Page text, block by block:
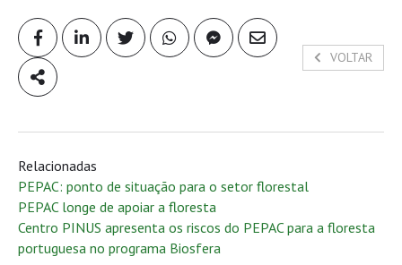
VOLTAR
Relacionadas
PEPAC: ponto de situação para o setor florestal
PEPAC longe de apoiar a floresta
Centro PINUS apresenta os riscos do PEPAC para a floresta
portuguesa no programa Biosfera